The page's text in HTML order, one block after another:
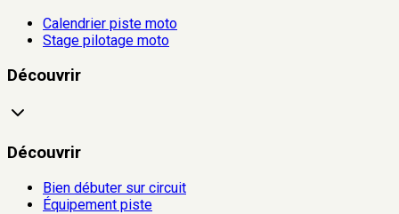
Calendrier piste moto
Stage pilotage moto
Découvrir
Découvrir
Bien débuter sur circuit
Équipement piste